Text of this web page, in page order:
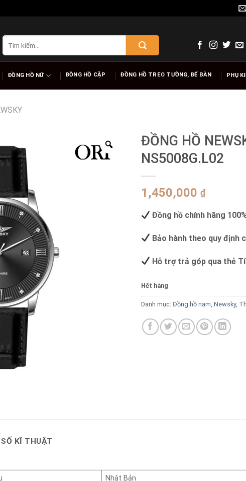
ĐỒNG HỒ NỮ ĐỒNG HỒ CẶP ĐỒNG HỒ TREO TƯỜNG, ĐỂ BÀN PHỤ
ĐỒNG HỒ
NS5008G.L02
1,450,000 ₫
Đồng hồ chính hãng
Bảo hành theo quy định
Hỗ trợ trả góp qua thẻ
Hết hàng
Danh mục: Đồng hồ nam, Newsky,
KĨ THUẬT
Nhật Bản